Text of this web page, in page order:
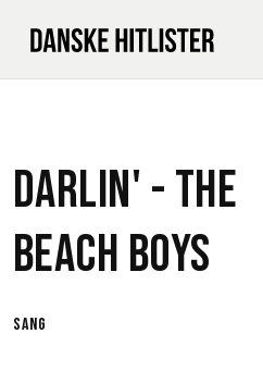
Darlin' -The
Beach Boys
sang